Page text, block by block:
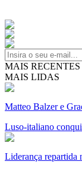
MAIS RECENTES
MAIS LIDAS
Matteo Balzer e
Luso-italiano
Liderança